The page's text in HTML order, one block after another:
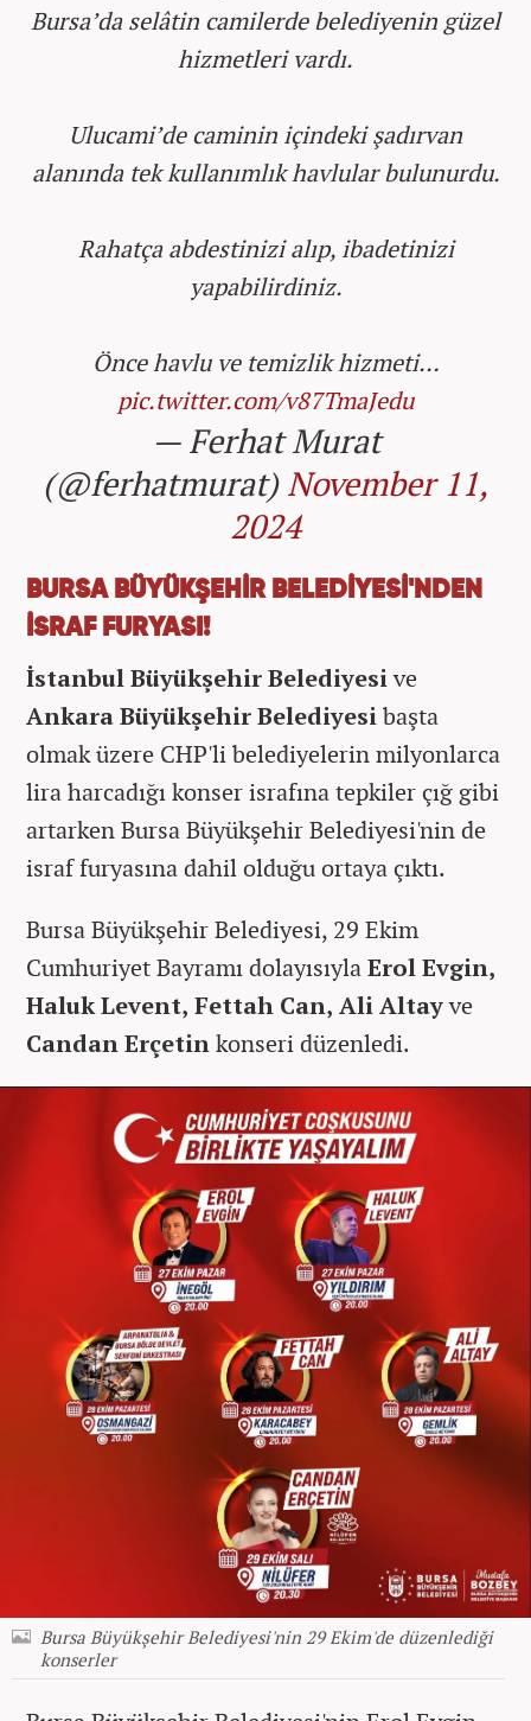
Bursa’da selâtin camilerde belediyenin güzel
hizmetleri vardı.
Ulucami’de caminin içindeki şadırvan
alanında tek kullanımlık havlular bulunurdu.
Rahatça abdestinizi alıp, ibadetinizi
yapabilirdiniz.
Önce havlu ve temizlik hizmeti…
pic.twitter.com/v87TmaJedu
— Ferhat Murat
(@ferhatmurat)November 11,
2024
BURSA BÜYÜKŞEHİR BELEDİYESİ'NDEN
İSRAF FURYASI!
İstanbul Büyükşehir Belediyesive
Ankara Büyükşehir Belediyesibaşta
olmak üzere CHP'li belediyelerin milyonlarca
lira harcadığı konser israfına tepkiler çığ gibi
artarken Bursa Büyükşehir Belediyesi'nin de
israf furyasına dahil olduğu ortaya çıktı.
Bursa Büyükşehir Belediyesi, 29 Ekim
Cumhuriyet Bayramı dolayısıylaErol Evgin,
Haluk Levent, Fettah Can, Ali Altayve
Candan Erçetinkonseri düzenledi.
Bursa Büyükşehir Belediyesi'nin 29 Ekim'de düzenlediği
konserler